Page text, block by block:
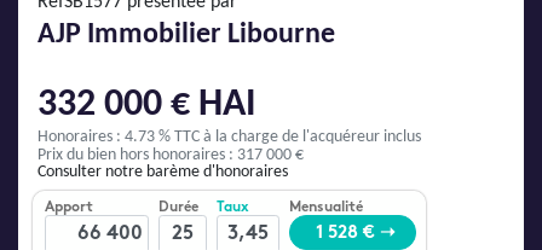
AJP Actualités
Service Qualité Clients
AJP Immobilier Libourne
332 000 € HAI
Honoraires : 4.73 % TTC à la charge de l'acquéreur inclus
Prix du bien hors honoraires : 317 000 €
Consulter notre barème d'honoraires